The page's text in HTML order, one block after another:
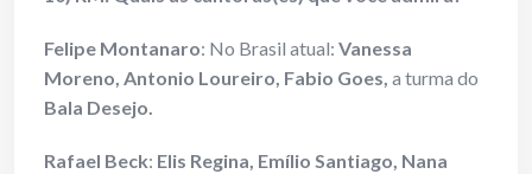
Felipe Montanaro: No Brasil atual: Vanessa
Moreno, Antonio Loureiro, Fabio Goes, a turma do
Bala Desejo.
Rafael Beck: Elis Regina, Emílio Santiago, Nana